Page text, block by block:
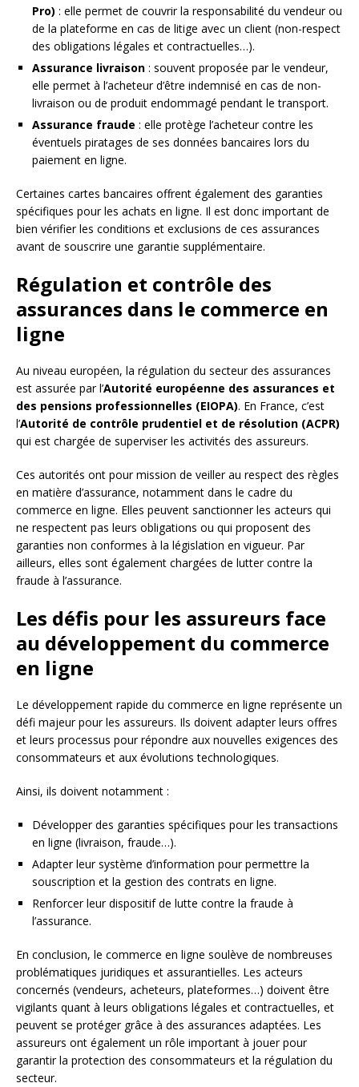
Pro) : elle permet de couvrir la responsabilité du vendeur ou
de la plateforme en cas de litige avec un client (non-respect
des obligations légales et contractuelles…).
Assurance livraison : souvent proposée par le vendeur,
elle permet à l’acheteur d’être indemnisé en cas de non-
livraison ou de produit endommagé pendant le transport.
Assurance fraude : elle protège l’acheteur contre les
éventuels piratages de ses données bancaires lors du
paiement en ligne.
Certaines cartes bancaires offrent également des garanties
spécifiques pour les achats en ligne. Il est donc important de
bien vérifier les conditions et exclusions de ces assurances
avant de souscrire une garantie supplémentaire.
Régulation et contrôle des
assurances dans le commerce en
ligne
Au niveau européen, la régulation du secteur des assurances
est assurée par l’Autorité européenne des assurances et
des pensions professionnelles (EIOPA). En France, c’est
l’Autorité de contrôle prudentiel et de résolution (ACPR)
qui est chargée de superviser les activités des assureurs.
Ces autorités ont pour mission de veiller au respect des règles
en matière d’assurance, notamment dans le cadre du
commerce en ligne. Elles peuvent sanctionner les acteurs qui
ne respectent pas leurs obligations ou qui proposent des
garanties non conformes à la législation en vigueur. Par
ailleurs, elles sont également chargées de lutter contre la
fraude à l’assurance.
Les défis pour les assureurs face
au développement du commerce
en ligne
Le développement rapide du commerce en ligne représente un
défi majeur pour les assureurs. Ils doivent adapter leurs offres
et leurs processus pour répondre aux nouvelles exigences des
consommateurs et aux évolutions technologiques.
Ainsi, ils doivent notamment :
Développer des garanties spécifiques pour les transactions
en ligne (livraison, fraude…).
Adapter leur système d’information pour permettre la
souscription et la gestion des contrats en ligne.
Renforcer leur dispositif de lutte contre la fraude à
l’assurance.
En conclusion, le commerce en ligne soulève de nombreuses
problématiques juridiques et assurantielles. Les acteurs
concernés (vendeurs, acheteurs, plateformes…) doivent être
vigilants quant à leurs obligations légales et contractuelles, et
peuvent se protéger grâce à des assurances adaptées. Les
assureurs ont également un rôle important à jouer pour
garantir la protection des consommateurs et la régulation du
secteur.